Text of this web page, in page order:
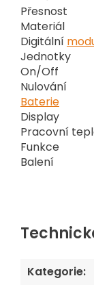
Přesnost
Materiál
Digitální
Jednotky
On/Off
Nulování
Baterie
Display
Pracovní
Funkce
Balení
Kategorie: